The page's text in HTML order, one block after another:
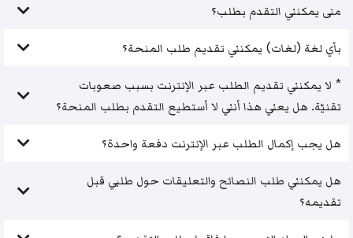
متى يمكنني التقدم بطلب؟
بأي لغة (لغات) يمكنني تقديم طلب المنحة؟
* لا يمكنني تقديم الطلب عبر الإنترنت بسبب صعوبات
تقنيّة. هل يعني هذا أنني لا أستطيع التقدم بطلب المنحة؟
هل يجب إكمال الطلب عبر الإنترنت دفعة واحدة؟
هل يمكنني طلب النصائح والتعليقات حول طلبي قبل
تقديمه؟